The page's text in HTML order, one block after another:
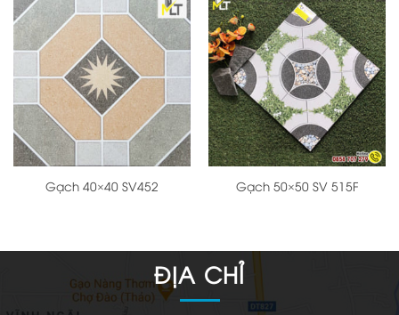
Gạch 40×40 SV452 Gạch 50×50 SV 515F
ĐỊA CHỈ